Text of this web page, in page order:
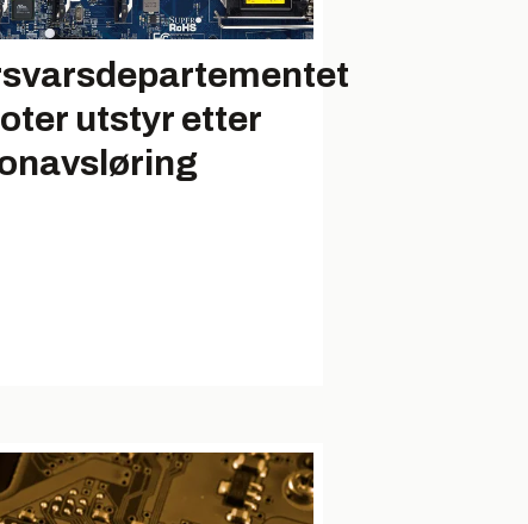
utstyr etter